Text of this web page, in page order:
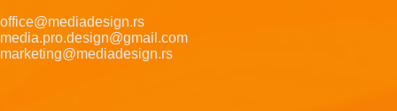
office@mediadesign.rs
media.pro.design@gmail.com
marketing@mediadesign.rs